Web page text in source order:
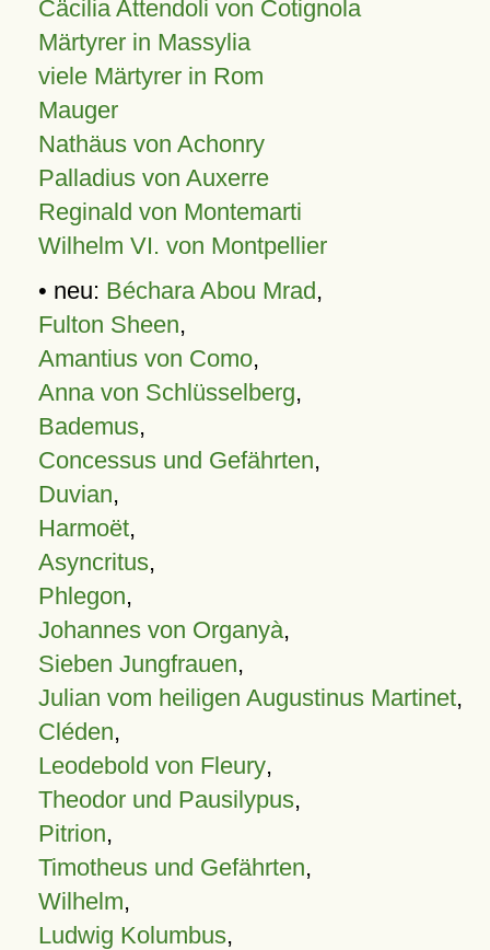
Cäcilia Attendoli von Cotignola
Märtyrer in Massylia
viele Märtyrer in Rom
Mauger
Nathäus von Achonry
Palladius von Auxerre
Reginald von Montemarti
Wilhelm VI. von Montpellier
• neu: Béchara Abou Mrad,
Fulton Sheen,
Amantius von Como,
Anna von Schlüsselberg,
Bademus,
Concessus und Gefährten,
Duvian,
Harmoët,
Asyncritus,
Phlegon,
Johannes von Organyà,
Sieben Jungfrauen,
Julian vom heiligen Augustinus Martinet,
Cléden,
Leodebold von Fleury,
Theodor und Pausilypus,
Pitrion,
Timotheus und Gefährten,
Wilhelm,
Ludwig Kolumbus,